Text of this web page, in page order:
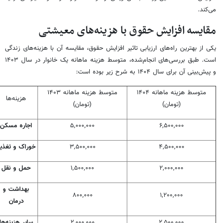
می‌کند.
مقایسه افزایش حقوق با هزینه‌های معیشتی
یکی از بهترین راه‌های ارزیابی تاثیر افزایش حقوق، مقایسه آن با هزینه‌های زندگی
است. طبق بررسی‌های انجام‌شده، متوسط هزینه ماهانه یک خانوار در سال ۱۴۰۳
و پیش‌بینی آن برای سال ۱۴۰۴ به شرح زیر بوده است:
متوسط هزینه ماهانه ۱۴۰۴
(تومان)
متوسط هزینه ماهانه ۱۴۰۳
(تومان)
هزینه‌ها
۶,۵۰۰,۰۰۰ ۵,۰۰۰,۰۰۰ اجاره مسکن
۴,۵۰۰,۰۰۰ ۳,۵۰۰,۰۰۰ خوراک و
۲,۰۰۰,۰۰۰ ۱,۵۰۰,۰۰۰ حمل و نقل
۱,۲۰۰,۰۰۰ ۸۰۰,۰۰۰
بهداشت و
درمان